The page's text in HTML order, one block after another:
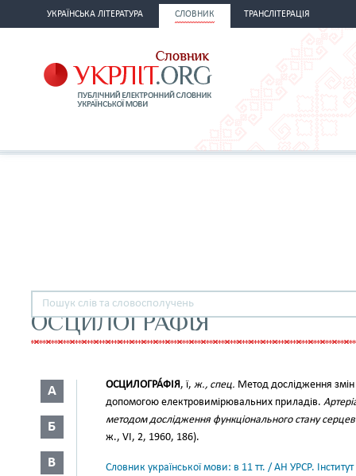
УКРАЇНСЬКА ЛІТЕРАТУРА СЛОВНИК ТРАНСЛІТЕРАЦІЯ
ОСЦИЛОГРАФІЯ
А
Б
В
ОСЦИЛОГРА́ФІЯ, ї, ж., спец. Метод дослідження змін
допомогою електровимірювальних приладів.
методом дослідження функціонального стану
ж., VI, 2, 1960, 186).
Словник української мови: в 11 тт. / АН УРСР.